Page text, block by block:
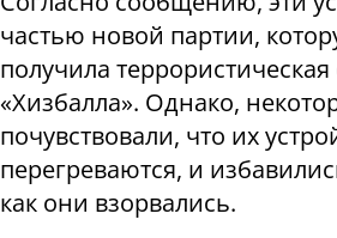
частью новой партии,
получила
«Хизбалла». Однако,
почувствовали, что их
перегреваются, и
как они взорвались.